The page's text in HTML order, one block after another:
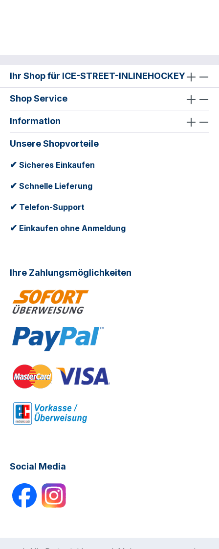
Ihr Shop für ICE-STREET-INLINEHOCKEY
Shop Service
Information
Unsere Shopvorteile
✔ Sicheres Einkaufen
✔ Schnelle Lieferung
✔ Telefon-Support
✔ Einkaufen ohne Anmeldung
Ihre Zahlungsmöglichkeiten
Social Media